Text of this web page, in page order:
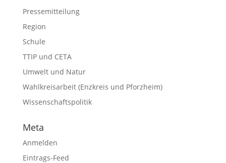
Pressemitteilung
Region
Schule
TTIP und CETA
Umwelt und Natur
Wahlkreisarbeit (Enzkreis und Pforzheim)
Wissenschaftspolitik
Meta
Anmelden
Eintrags-Feed